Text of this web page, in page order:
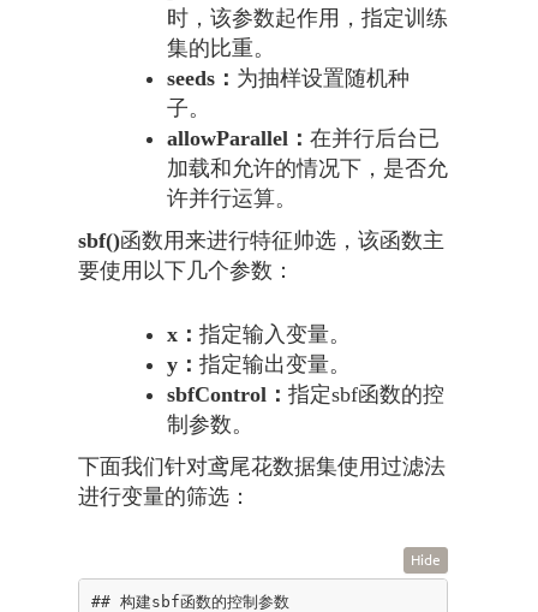
时，该参数起作用，指定训练
集的比重。
seeds： 为抽样设置随机种
子。
allowParallel： 在并行后台已
加载和允许的情况下，是否允
许并行运算。
sbf()函数用来进行特征帅选，该函数主
要使用以下几个参数：
x： 指定输入变量。
y： 指定输出变量。
sbfControl： 指定sbf函数的控
制参数。
下面我们针对鸢尾花数据集使用过滤法
进行变量的筛选：
Hide
## 构建sbf函数的控制参数